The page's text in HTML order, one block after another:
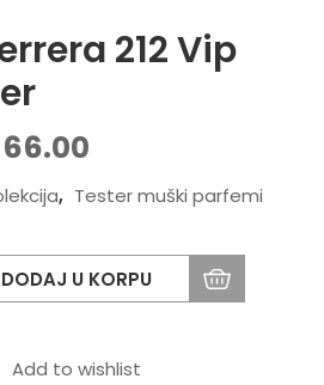
212 Vip
66.00
, Tester muški parfemi
DODAJ U KORPU
Add to wishlist